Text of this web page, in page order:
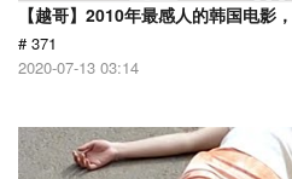
【越哥】2010年最感人的韩国电影
# 371
2020-07-13 03:14